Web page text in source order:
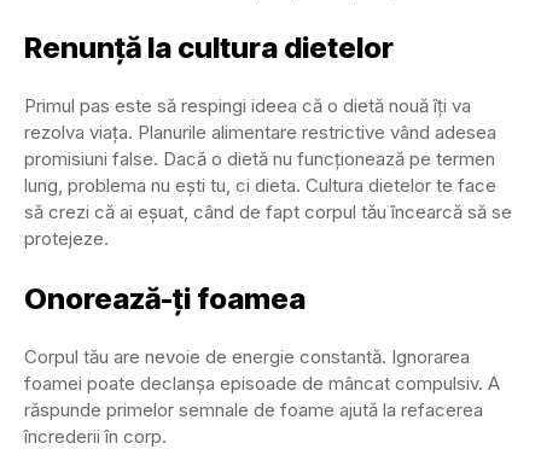
Renunță la cultura dietelor
Primul pas este să respingi ideea că o dietă nouă îți va
rezolva viața. Planurile alimentare restrictive vând adesea
promisiuni false. Dacă o dietă nu funcționează pe termen
lung, problema nu ești tu, ci dieta. Cultura dietelor te face
să crezi că ai eșuat, când de fapt corpul tău încearcă să se
protejeze.
Onorează-ți foamea
Corpul tău are nevoie de energie constantă. Ignorarea
foamei poate declanșa episoade de mâncat compulsiv. A
răspunde primelor semnale de foame ajută la refacerea
încrederii în corp.